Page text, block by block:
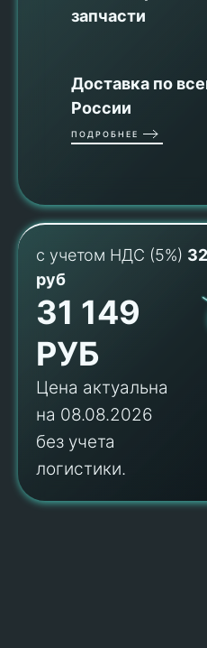
запчасти
Доставка по
России
ПОДРОБНЕЕ
с учетом НДС (5%)
руб
31 149
РУБ
Цена актуальна
на 08.08.2026
без учета
логистики.